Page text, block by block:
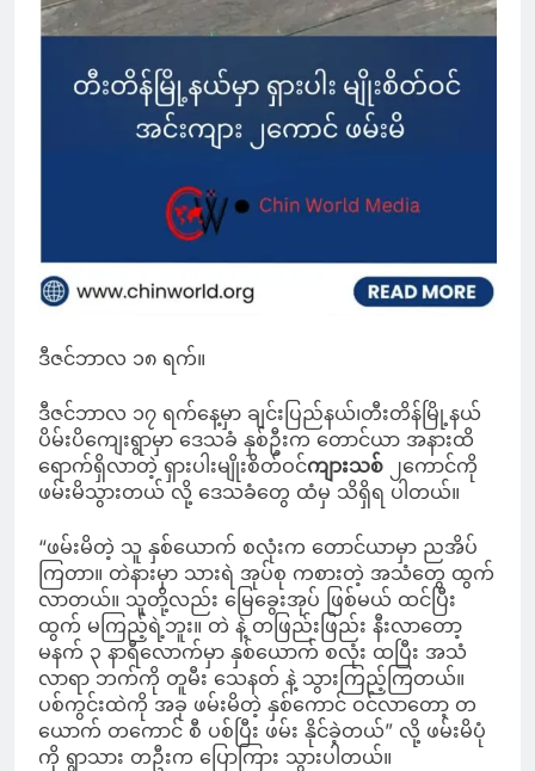
ဒီဇင်ဘာလ ၁၈ ရက်။
ဒီဇင်ဘာလ ၁၇ ရက်နေ့မှာ ချင်းပြည်နယ်၊တီးတိန်မြို့နယ်
ပိမ်းပိကျေးရွာမှာ ဒေသခံ နှစ်ဦးက တောင်ယာ အနားထိ
ရောက်ရှိလာတဲ့ ရှားပါးမျိုးစိတ်ဝင်ကျားသစ် ၂ကောင်ကို
ဖမ်းမိသွားတယ် လို့ ဒေသခံတွေ ထံမှ သိရှိရ ပါတယ်။
“ဖမ်းမိတဲ့ သူ နှစ်ယောက် စလုံးက တောင်ယာမှာ ညအိပ်
ကြတာ။ တဲနားမှာ သားရဲ အုပ်စု ကစားတဲ့ အသံတွေ ထွက်
လာတယ်။ သူတို့လည်း မြေခွေးအုပ် ဖြစ်မယ် ထင်ပြီး
ထွက် မကြည့်ရဲ့ဘူး။ တဲ နဲ့ တဖြည်းဖြည်း နီးလာတော့
မနက် ၃ နာရီလောက်မှာ နှစ်ယောက် စလုံး ထပြီး အသံ
လာရာ ဘက်ကို တူမီး သေနတ် နဲ့ သွားကြည့်ကြတယ်။
ပစ်ကွင်းထဲကို အခု ဖမ်းမိတဲ့ နှစ်ကောင် ဝင်လာတော့ တ
ယောက် တကောင် စီ ပစ်ပြီး ဖမ်း နိုင်ခဲ့တယ်” လို့ ဖမ်းမိပုံ
ကို ရွာသား တဦးက ပြောကြား သွားပါတယ်။